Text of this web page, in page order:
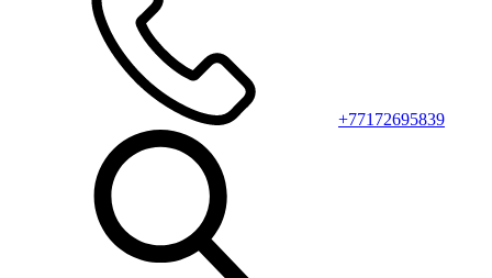
+77172695839